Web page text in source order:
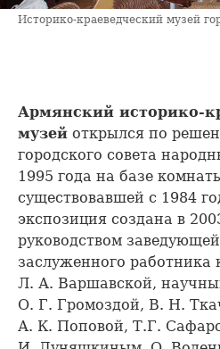
Историко-краеведческий музей
Армянский историко-
музей открылся по
городского совета
1995 года на базе
существовавшей с 1984
экспозиция создана в
руководством
заслуженного работника
Л. А. Варшавской,
О. Г. Громоздой, В. Н.
А. К. Поповой, Т.Г.